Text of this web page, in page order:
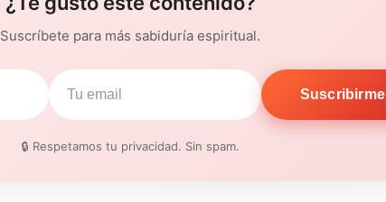
Suscríbete para más sabiduría espiritual.
Suscribirme
🔒 Respetamos tu privacidad. Sin spam.